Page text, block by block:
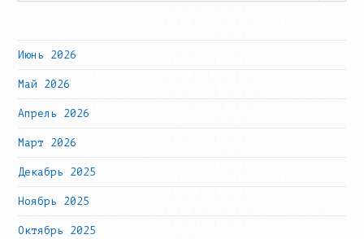
Июнь 2026
Май 2026
Апрель 2026
Март 2026
Декабрь 2025
Ноябрь 2025
Октябрь 2025